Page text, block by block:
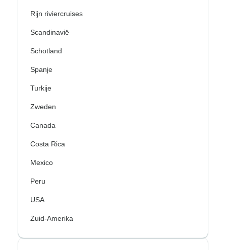
Rijn riviercruises
Scandinavië
Schotland
Spanje
Turkije
Zweden
Canada
Costa Rica
Mexico
Peru
USA
Zuid-Amerika